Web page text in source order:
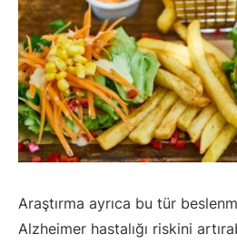
Araştırma ayrıca bu tür
Alzheimer hastalığı riskini